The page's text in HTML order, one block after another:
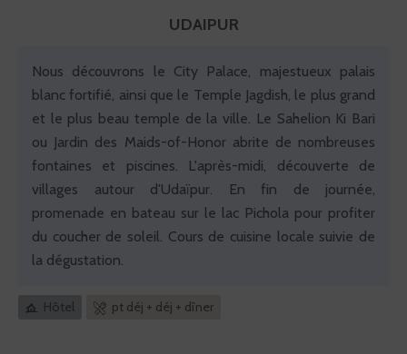
UDAIPUR
Nous découvrons le City Palace, majestueux palais
blanc fortifié, ainsi que le Temple Jagdish, le plus grand
et le plus beau temple de la ville. Le Sahelion Ki Bari
ou Jardin des Maids-of-Honor abrite de nombreuses
fontaines et piscines. L'après-midi, découverte de
villages autour d'Udaïpur. En fin de journée,
promenade en bateau sur le lac Pichola pour profiter
du coucher de soleil. Cours de cuisine locale suivie de
la dégustation.
Hôtel pt déj + déj + dîner